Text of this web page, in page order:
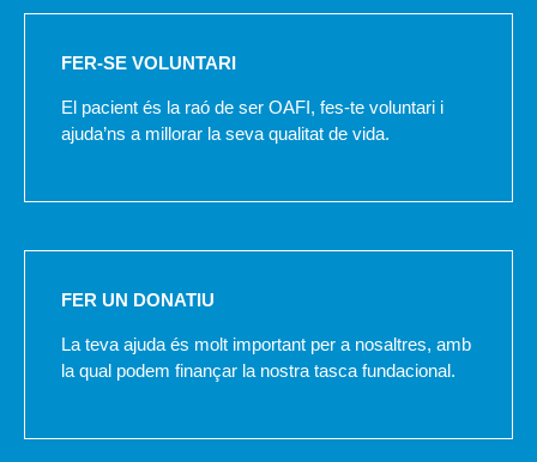
FER-SE VOLUNTARI
El pacient és la raó de ser OAFI, fes-te voluntari i
ajuda’ns a millorar la seva qualitat de vida.
FER UN DONATIU
La teva ajuda és molt important per a nosaltres, amb
la qual podem finançar la nostra tasca fundacional.